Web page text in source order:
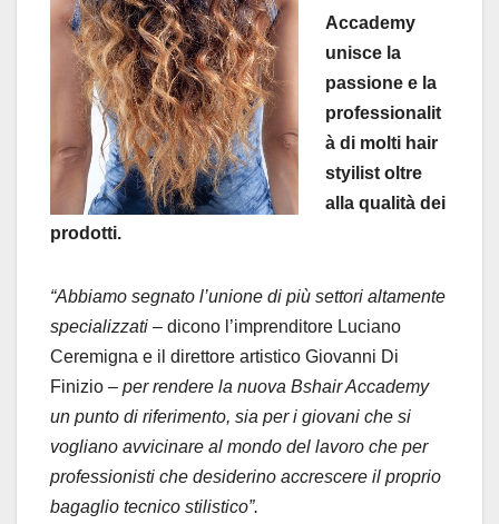
Accademy
unisce la
passione e la
professionalit
à di molti hair
styilist oltre
alla qualità dei
prodotti.
“Abbiamo segnato l’unione di più settori altamente
specializzati – dicono l’imprenditore Luciano
Ceremigna e il direttore artistico Giovanni Di
Finizio – per rendere la nuova Bshair Accademy
un punto di riferimento, sia per i giovani che si
vogliano avvicinare al mondo del lavoro che per
professionisti che desiderino accrescere il proprio
bagaglio tecnico stilistico”.